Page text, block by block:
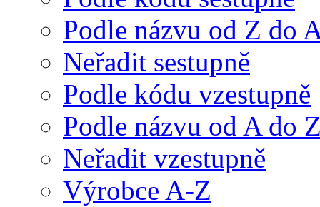
Podle názvu od Z do
Neřadit sestupně
Podle kódu vzestupně
Podle názvu od A do
Neřadit vzestupně
Výrobce A-Z